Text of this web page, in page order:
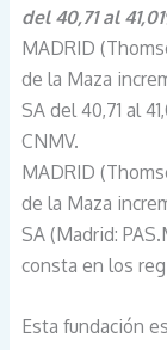
del 40,71 al
MADRID
de la Maza
SA del 40,71 al
CNMV.
MADRID
de la Maza
SA (Madrid:
consta en los
Esta fundación